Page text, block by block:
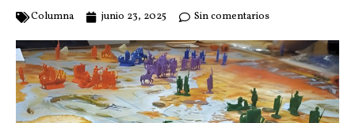
Columna junio 23, 2025 Sin comentarios